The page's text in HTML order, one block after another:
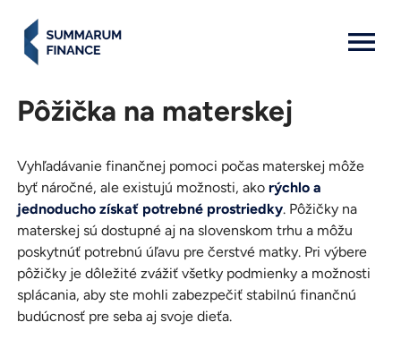
Pôžička na materskej
Vyhľadávanie finančnej pomoci počas materskej môže
byť náročné, ale existujú možnosti, akorýchlo a
jednoducho získať potrebné prostriedky. Pôžičky na
materskej sú dostupné aj na slovenskom trhu a môžu
poskytnúť potrebnú úľavu pre čerstvé matky. Pri výbere
pôžičky je dôležité zvážiť všetky podmienky a možnosti
splácania, aby ste mohli zabezpečiť stabilnú finančnú
budúcnosť pre seba aj svoje dieťa.